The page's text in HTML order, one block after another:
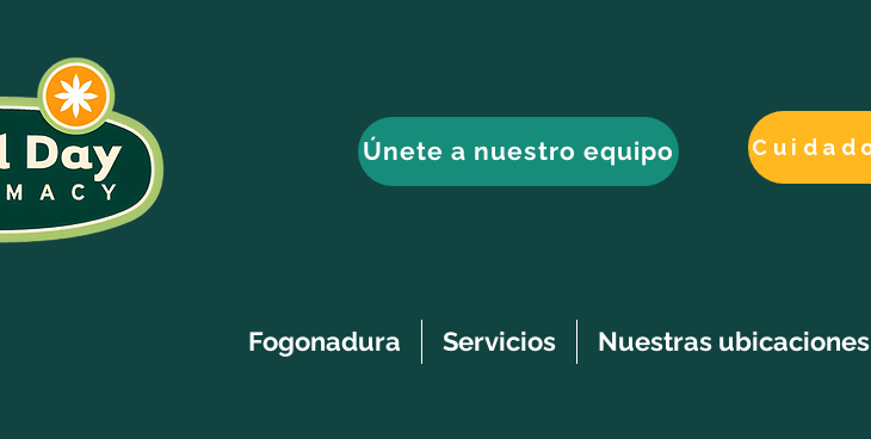
Únete a nuestro equipo
Fogonadura Servicios Nuestras ubicaciones